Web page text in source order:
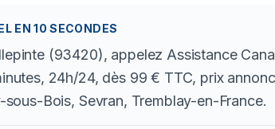
EN 10 SECONDES
(93420), appelez Assistance
24h/24, dès 99 € TTC, prix
Bois, Sevran, Tremblay-en-France.